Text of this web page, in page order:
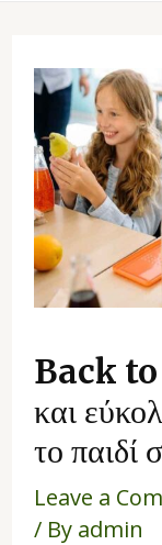
Back to
και
το παιδί
Leave a
/ By admin